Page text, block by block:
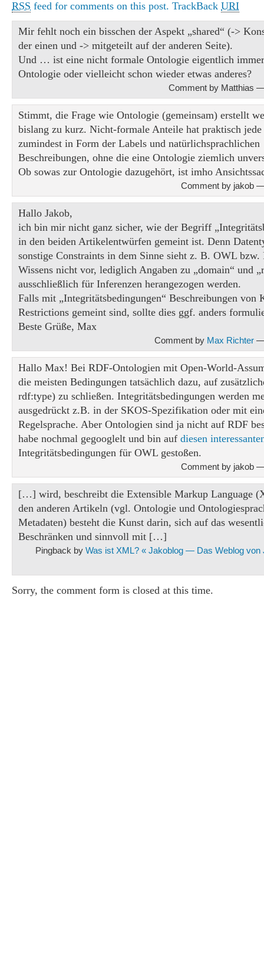
RSS feed for comments on this post. TrackBack URI
Mir fehlt noch ein bisschen der Aspekt „shared“ (->
der einen und -> mitgeteilt auf der anderen Seite).
Und … ist eine nicht formale Ontologie eigentlich
Ontologie oder vielleicht schon wieder etwas anderes?
Comment by Matthias
Stimmt, die Frage wie Ontologie (gemeinsam) erstellt
bislang zu kurz. Nicht-formale Anteile hat praktisch
zumindest in Form der Labels und natürlichsprachlichen
Beschreibungen, ohne die eine Ontologie ziemlich
Ob sowas zur Ontologie dazugehört, ist imho
Comment by jakob
Hallo Jakob,
ich bin mir nicht ganz sicher, wie der Begriff
in den beiden Artikelentwürfen gemeint ist. Denn
sonstige Constraints in dem Sinne sieht z. B. OWL bzw.
Wissens nicht vor, lediglich Angaben zu „domain“ und
ausschließlich für Inferenzen herangezogen werden.
Falls mit „Integritätsbedingungen“ Beschreibungen von
Restrictions gemeint sind, sollte dies ggf. anders
Beste Grüße, Max
Comment by Max Richter —
Hallo Max! Bei RDF-Ontologien mit Open-World-
die meisten Bedingungen tatsächlich dazu, auf
rdf:type) zu schließen. Integritätsbedingungen werden
ausgedrückt z.B. in der SKOS-Spezifikation oder mit
Regelsprache. Aber Ontologien sind ja nicht auf RDF
habe nochmal gegooglelt und bin auf diesen
Integritätsbedingungen für OWL gestoßen.
Comment by jakob
[…] wird, beschreibt die Extensible Markup Language
den anderen Artikeln (vgl. Ontologie und
Metadaten) besteht die Kunst darin, sich auf das
Beschränken und sinnvoll mit […]
Pingback by Was ist XML? « Jakoblog — Das Weblog von
Sorry, the comment form is closed at this time.